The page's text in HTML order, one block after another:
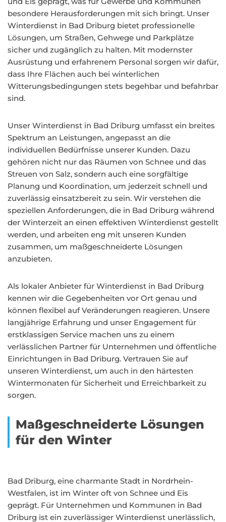
besondere Herausforderungen mit sich bringt. Unser
Winterdienst in Bad Driburg bietet professionelle
Lösungen, um Straßen, Gehwege und Parkplätze
sicher und zugänglich zu halten. Mit modernster
Ausrüstung und erfahrenem Personal sorgen wir dafür,
dass Ihre Flächen auch bei winterlichen
Witterungsbedingungen stets begehbar und befahrbar
sind.
Unser Winterdienst in Bad Driburg umfasst ein breites
Spektrum an Leistungen, angepasst an die
individuellen Bedürfnisse unserer Kunden. Dazu
gehören nicht nur das Räumen von Schnee und das
Streuen von Salz, sondern auch eine sorgfältige
Planung und Koordination, um jederzeit schnell und
zuverlässig einsatzbereit zu sein. Wir verstehen die
speziellen Anforderungen, die in Bad Driburg während
der Winterzeit an einen effektiven Winterdienst gestellt
werden, und arbeiten eng mit unseren Kunden
zusammen, um maßgeschneiderte Lösungen
anzubieten.
Als lokaler Anbieter für Winterdienst in Bad Driburg
kennen wir die Gegebenheiten vor Ort genau und
können flexibel auf Veränderungen reagieren. Unsere
langjährige Erfahrung und unser Engagement für
erstklassigen Service machen uns zu einem
verlässlichen Partner für Unternehmen und öffentliche
Einrichtungen in Bad Driburg. Vertrauen Sie auf
unseren Winterdienst, um auch in den härtesten
Wintermonaten für Sicherheit und Erreichbarkeit zu
sorgen.
Maßgeschneiderte Lösungen
für den Winter
Bad Driburg, eine charmante Stadt in Nordrhein-
Westfalen, ist im Winter oft von Schnee und Eis
geprägt. Für Unternehmen und Kommunen in Bad
Driburg ist ein zuverlässiger Winterdienst unerlässlich,